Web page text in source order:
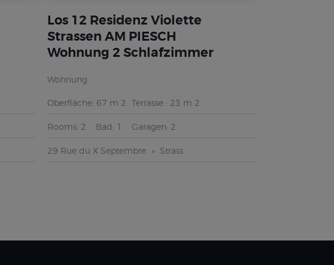
Los 12 Residenz Violette
Strassen AM PIESCH
Wohnung 2 Schlafzimmer
Wohnung
Oberfläche: 67 m 2 Terrasse : 23 m 2
Rooms: 2 Bad: 1 Garagen: 2
29 Rue du X Septembre Strass